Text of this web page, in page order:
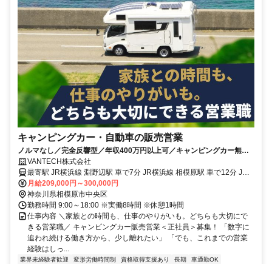
キャンピングカー・自動車の販売営業
ノルマなし／完全反響型／年収400万円以上可／キャンピングカー無料
貸出制度／販売台数に応じた報奨制度
VANTECH株式会社
最寄駅 JR横浜線 淵野辺駅 車で7分 JR横浜線 相模原駅 車で12分 JR
相模線 上溝駅 車で14分 JR横浜線 町田駅 車で18分
月給209,000円～300,000円
神奈川県相模原市中央区
勤務時間 9:00～18:00 ※実働8時間 ※休憩1時間
仕事内容 ＼家族との時間も、仕事のやりがいも。どちらも大切にで
きる営業職／ キャンピングカー販売営業＜正社員＞募集！ 「数字に
追われ続ける働き方から、少し離れたい」 「でも、これまでの営業
経験はしっ...
業界未経験者歓迎 変形労働時間制 資格取得支援あり 長期
車通勤OK